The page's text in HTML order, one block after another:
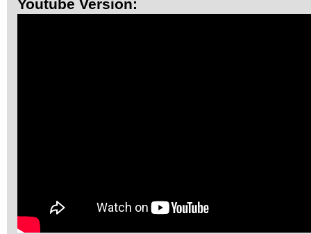
Youtube Version: